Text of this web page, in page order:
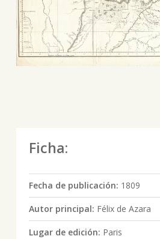
Ficha:
Fecha de publicación: 1809
Autor principal: Félix de Azara
Lugar de edición: Paris